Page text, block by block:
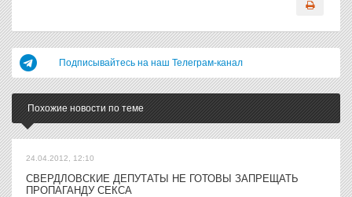
Подписывайтесь на наш Телеграм-канал
Похожие новости по теме
24.04.2012, 12:10
СВЕРДЛОВСКИЕ ДЕПУТАТЫ НЕ ГОТОВЫ ЗАПРЕЩАТЬ
ПРОПАГАНДУ СЕКСА